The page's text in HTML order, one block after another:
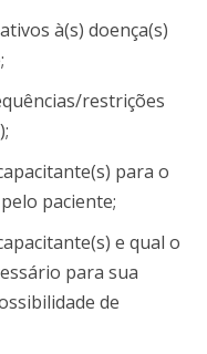
à(s) doença(s)
restrições
para o
paciente;
e qual o
para sua
de